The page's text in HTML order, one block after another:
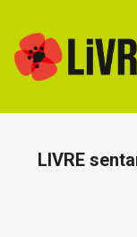
LIVRE